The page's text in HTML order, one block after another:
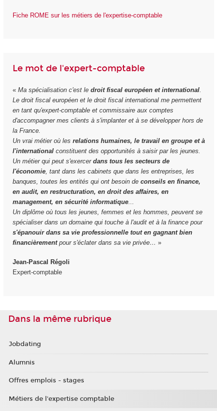
Fiche ROME sur les métiers de l'expertise-comptable
Le mot de l'expert-comptable
« Ma spécialisation c'est le droit fiscal européen et international.
Le droit fiscal européen et le droit fiscal international me permettent
en tant qu'expert-comptable et commissaire aux comptes
d'accompagner mes clients à s'implanter et à se développer hors de
la France.
Un vrai métier où les relations humaines, le travail en groupe et à
l'internationalconstituent des opportunités à saisir par les jeunes.
Un métier qui peut s'exercer dans tous les secteurs de
l'économie, tant dans les cabinets que dans les entreprises, les
banques, toutes les entités qui ont besoin de conseils en finance,
en audit, en restructuration, en droit des affaires, en
management, en sécurité informatique...
Un diplôme où tous les jeunes, femmes et les hommes, peuvent se
spécialiser dans un domaine qui touche à l'audit et à la finance pour
s'épanouir dans sa vie professionnelle tout en gagnant bien
financièrementpour s'éclater dans sa vie privée… »
Jean-Pascal Régoli
Expert-comptable
Dans la même rubrique
Jobdating
Alumnis
Offres emplois - stages
Métiers de l'expertise comptable